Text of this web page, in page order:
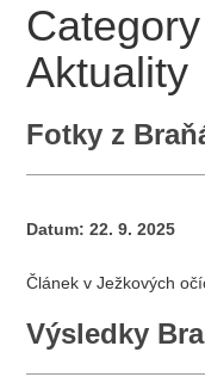
Aktuality
Fotky z
Datum: 22. 9. 2025
Článek v Ježkových
Výsledky